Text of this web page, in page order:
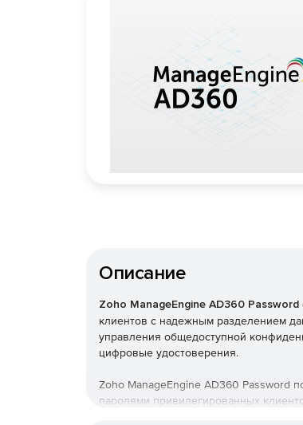
Описание
Zoho ManageEngine AD360 Password
клиентов с надежным разделением
управления общедоступной
цифровые удостоверения.
Zoho ManageEngine AD360 Password
паролями привилегированных